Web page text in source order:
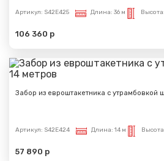
Артикул: S42E425 Длина: 36 м Высота:
106 360 р
Забор из евроштакетника с утрамбовкой
Артикул: S42E424 Длина: 14 м
57 890 р